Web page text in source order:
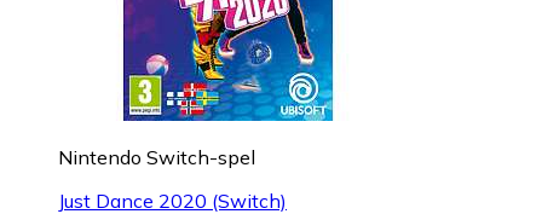
Nintendo Switch-spel
Just Dance 2020 (Switch)